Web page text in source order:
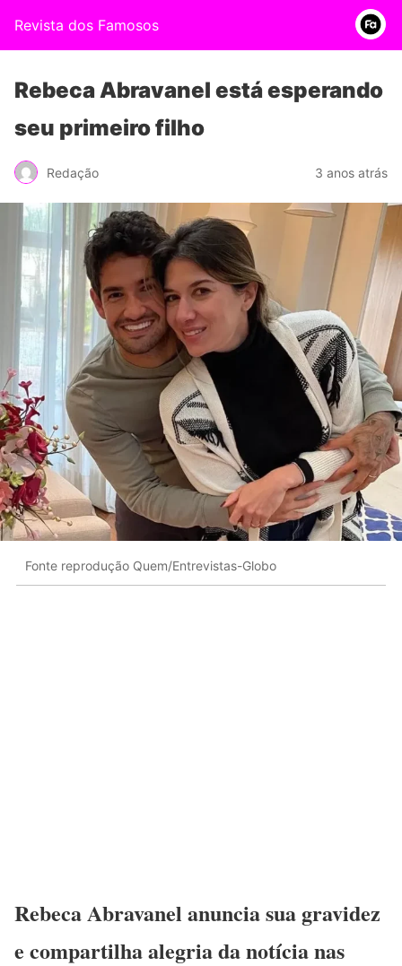
Revista dos Famosos
Rebeca Abravanel está esperando
seu primeiro filho
Redação 3 anos atrás
Fonte reprodução Quem/Entrevistas-Globo
Rebeca Abravanel anuncia sua gravidez
e compartilha alegria da notícia nas